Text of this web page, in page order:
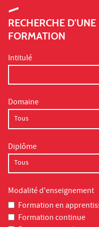
RECHERCHE D'UNE
FORMATION
Intitulé
Domaine
Diplôme
Modalité d'enseignement
Formation en
Formation continue